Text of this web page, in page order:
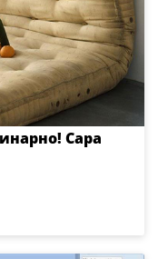
Сара